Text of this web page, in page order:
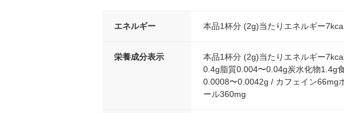
エネルギー 本品1杯分 (2g)当たりエネルギー
栄養成分表示
本品1杯分 (2g)当たりエネルギー
0.4g脂質0.004〜0.04g炭水化物1.4g
0.0008〜0.0042g / カフェイン66mg
ール360mg